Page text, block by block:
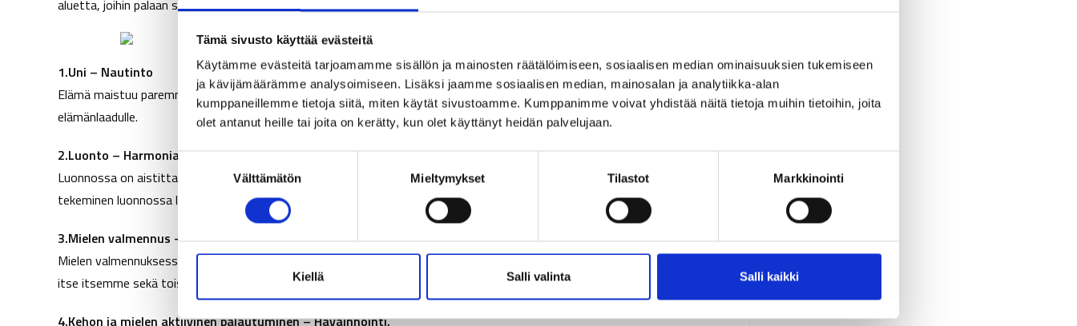
Tämä sivusto käyttää evästeitä
Käytämme evästeitä tarjoamamme sisällön ja mainosten räätälöimiseen, sosiaalisen median ominaisuuksien tukemiseen
ja kävijämäärämme analysoimiseen. Lisäksi jaamme sosiaalisen median, mainosalan ja analytiikka-alan
kumppaneillemme tietoja siitä, miten käytät sivustoamme. Kumppanimme voivat yhdistää näitä tietoja muihin tietoihin, joita
olet antanut heille tai joita on kerätty, kun olet käyttänyt heidän palvelujaan.
S
u
t
k
Välttämätön Mieltymykset Tilastot Markkinointi
Kiellä Salli valinta Salli kaikki
aluetta, joihin palaan syvällisimmin seuraavissa blogikirjoituksissani.
1.Uni – Nautinto
Elämä maistuu paremmalta levänneenä, hyvien unien jälkeen. Hyvä uni on perusta aivojen terveydelle ja koetulle
elämänlaadulle.
2.Luonto – Harmonia
Luonnossa on aistittavissa harmonia, luonnollinen kiertokulku ja rytmi. Tutkimukset osoittavat, että jo lyhytkin oleminen ja
tekeminen luonnossa lisää ihmisen hyvinvointia ja palauttaa koetusta stressistä.
3.Mielen valmennus – Kohtaaminen
Mielen valmennuksessa on kyse kohtaamisesta, toisen kuulemisesta ja näkemisestä. Se miten kohtaamme
itse itsemme sekä toisen ihmisen kuvastavat omaa sisäistä ajatteluamme ja mielenlaatuamme.
4.Kehon ja mielen aktiivinen palautuminen – Havainnointi.